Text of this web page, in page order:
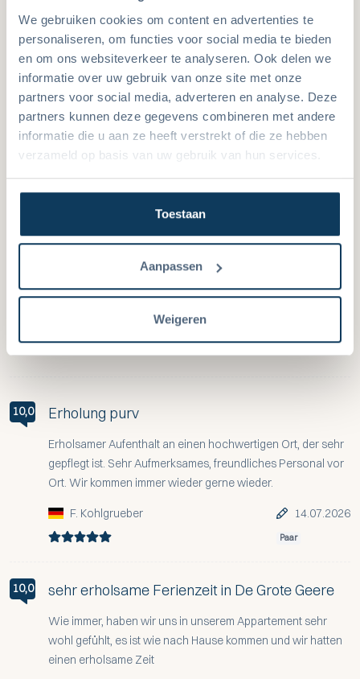
We gebruiken cookies om content en advertenties te
personaliseren, om functies voor social media te bieden
en om ons websiteverkeer te analyseren. Ook delen we
informatie over uw gebruik van onze site met onze
partners voor social media, adverteren en analyse. Deze
partners kunnen deze gegevens combineren met andere
informatie die u aan ze heeft verstrekt of die ze hebben
verzameld op basis van uw gebruik van hun services.
Toestaan
Aanpassen
Weigeren
September 2026
Mo. Di. Mi. Do. Fr. Sa. So.
1 2 3 4 5
11 13
14 15 16 17 18 19 20
21 22 23 24 25 26 27
Bewertungen
10,0 Erholung purv
Erholsamer Aufenthalt an einen hochwertigen Ort, der sehr
gepflegt ist. Sehr Aufmerksames, freundliches Personal vor
Ort. Wir kommen immer wieder gerne wieder.
F. Kohlgrueber 14.07.2026
Paar
10,0 sehr erholsame Ferienzeit in De Grote Geere
Wie immer, haben wir uns in unserem Appartement sehr
wohl gefühlt, es ist wie nach Hause kommen und wir hatten
einen erholsame Zeit